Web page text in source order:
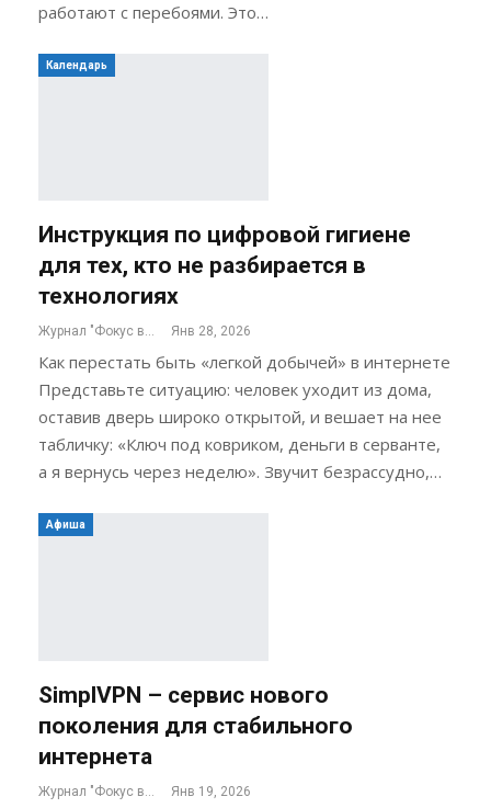
работают с перебоями. Это…
Календарь
Инструкция по цифровой гигиене
для тех, кто не разбирается в
технологиях
Журнал "Фокус внимания" Янв 28, 2026
Как перестать быть «легкой добычей» в интернете
Представьте ситуацию: человек уходит из дома,
оставив дверь широко открытой, и вешает на нее
табличку: «Ключ под ковриком, деньги в серванте,
а я вернусь через неделю». Звучит безрассудно,…
Афиша
SimplVPN – сервис нового
поколения для стабильного
интернета
Янв 19, 2026